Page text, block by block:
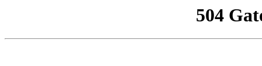
504